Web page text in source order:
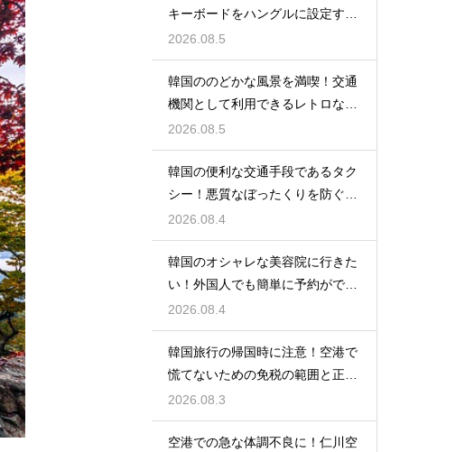
キーボードをハングルに設定する
手順
2026.08.5
韓国ののどかな風景を満喫！交通
機関として利用できるレトロな観
光の馬車
2026.08.5
韓国の便利な交通手段であるタク
シー！悪質なぼったくりを防ぐ確
実な対策
2026.08.4
韓国のオシャレな美容院に行きた
い！外国人でも簡単に予約ができ
るアプリ
2026.08.4
韓国旅行の帰国時に注意！空港で
慌てないための免税の範囲と正し
い計算
2026.08.3
空港での急な体調不良に！仁川空